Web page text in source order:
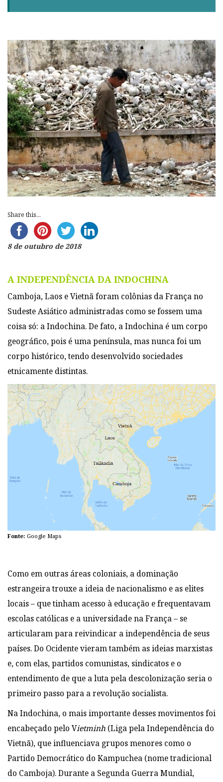
Share this...
8 de outubro de 2018
A INDEPENDÊNCIA DA INDOCHINA
Camboja, Laos e Vietnã foram colônias da França no
Sudeste Asiático administradas como se fossem uma
coisa só: a Indochina. De fato, a Indochina é um corpo
geográfico, pois é uma península, mas nunca foi um
corpo histórico, tendo desenvolvido sociedades
etnicamente distintas.
Fonte: Google Maps
Como em outras áreas coloniais, a dominação
estrangeira trouxe a ideia de nacionalismo e as elites
locais – que tinham acesso à educação e frequentavam
escolas católicas e a universidade na França – se
articularam para reivindicar a independência de seus
países. Do Ocidente vieram também as ideias marxistas
e, com elas, partidos comunistas, sindicatos e o
entendimento de que a luta pela descolonização seria o
primeiro passo para a revolução socialista.
Na Indochina, o mais importante desses movimentos foi
encabeçado pelo Vietminh (Liga pela Independência do
Vietnã), que influenciava grupos menores como o
Partido Democrático do Kampuchea (nome tradicional
do Camboja). Durante a Segunda Guerra Mundial,